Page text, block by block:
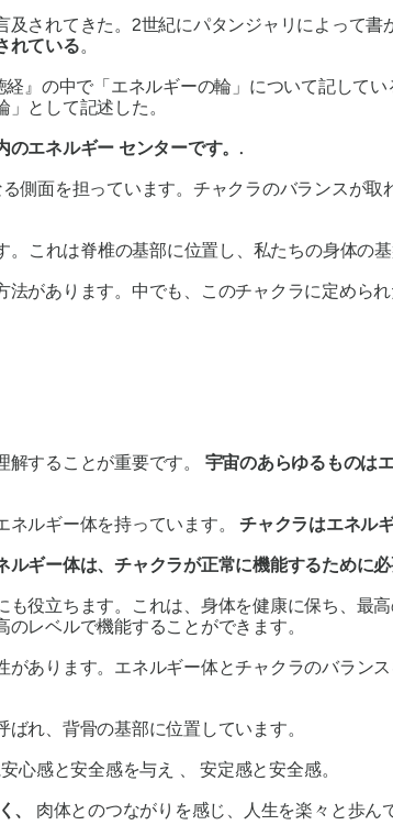
されてきた。2世紀にパタンジャリによって書
れている。
経』の中で 「エネルギーの輪」 について記して
」として記述した。
エネルギー センターです。.
側面を担っています。チャクラのバランスが取
。これは脊椎の基部に位置し 、 私たちの身体の
があります。中でも、このチャクラに定めら
することが重要です。 宇宙のあらゆるものは
ネルギー体を持っています。チャクラはエネル
ルギー体は、チャクラが正常に機能するために
役立ちます。これは、身体を健康に保ち、最
のレベルで機能することができます。
あります。エネルギー体とチャクラのバラン
ばれ、 背骨の基部に位置しています。
心感と安全感を与え 、安定感と安全感。
、
肉体とのつながりを感じ、人生を楽々と歩ん